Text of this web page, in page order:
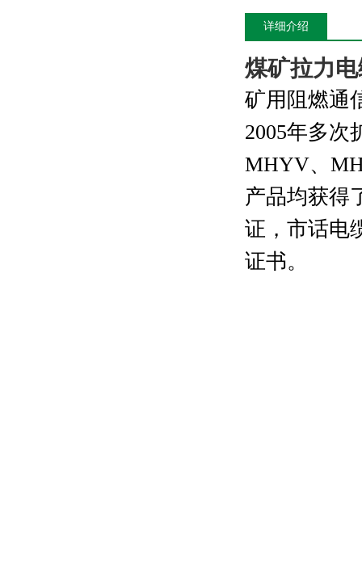
详细介绍
煤矿拉力
矿用阻燃通
2005年多次
MHYV、
产品均获得
证，市话电
证书。